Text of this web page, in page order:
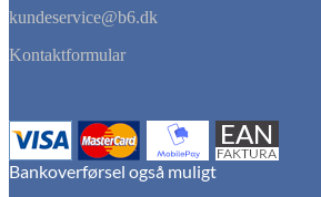
kundeservice@b6.dk
Kontaktformular